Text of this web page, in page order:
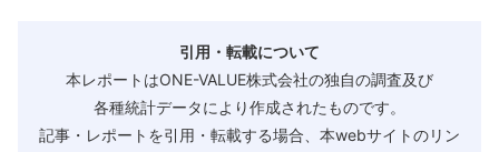
引用・転載について
本レポートはONE-VALUE株式会社の独自の調査及び
各種統計データにより作成されたものです。
記事・レポートを引用・転載する場合、本webサイトのリン